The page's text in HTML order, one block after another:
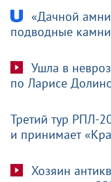
«Дачной
подводные
Ушла в
по Ларисе
Третий тур РПЛ-
и принимает
Хозяин